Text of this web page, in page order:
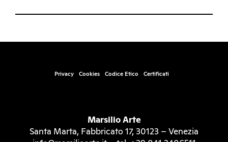
Privacy Cookies Codice Etico Certificati
Marsilio Arte
Santa Marta, Fabbricato 17, 30123 – Venezia